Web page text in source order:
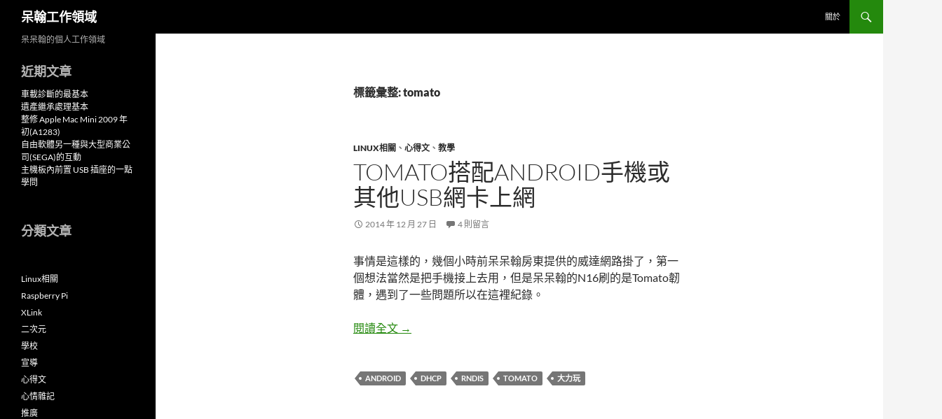
呆翰工作領域 關於
標籤彙整: tomato
LINUX相關 、 心得文 、 教學
TOMATO搭配ANDROID手機或
其他USB網卡上網
2014 年 12 月 27 日 4 則留言
事情是這樣的，幾個小時前呆呆翰房東提供的威達網路掛了，第一
個想法當然是把手機接上去用，但是呆呆翰的N16刷的是Tomato韌
體，遇到了一些問題所以在這裡紀錄。
閱讀全文 Tomato搭配Android手機或其他USB網卡上網
→
ANDROID DHCP RNDIS TOMATO 大力玩
呆呆翰的個人工作領域
近期文章
車載診斷的最基本
遺產繼承處理基本
整修 Apple Mac Mini 2009 年
初(A1283)
自由軟體另一種與大型商業公
司(SEGA)的互動
主機板內前置 USB 插座的一點
學問
分類文章
Linux相關
Raspberry Pi
XLink
二次元
學校
宣導
心得文
心情雜記
推廣